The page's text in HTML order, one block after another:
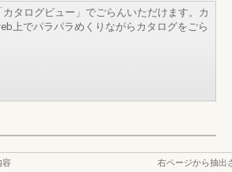
タログビュー」でごらんいただけます。カ
上でパラパラめくりながらカタログをごら
容
右ページから抽出